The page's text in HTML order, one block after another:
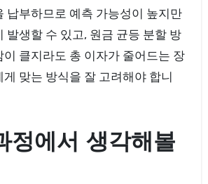
납부하므로 예측 가능성이 높지만
발생할 수 있고, 원금 균등 분할 방
이 클지라도 총 이자가 줄어드는 장
맞는 방식을 잘 고려해야 합니
정에서 생각해볼